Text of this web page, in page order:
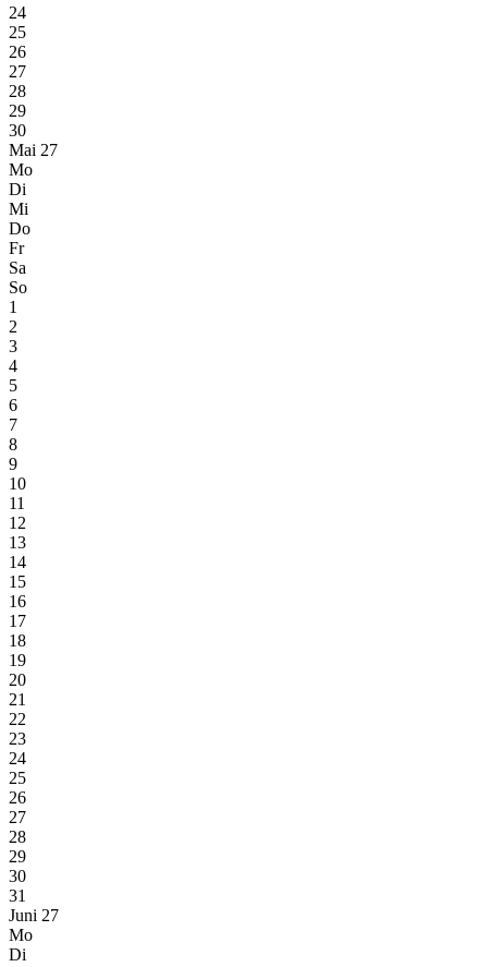
24
25
26
27
28
29
30
Mai 27
Mo
Di
Mi
Do
Fr
Sa
So
1
2
3
4
5
6
7
8
9
10
11
12
13
14
15
16
17
18
19
20
21
22
23
24
25
26
27
28
29
30
31
Juni 27
Mo
Di